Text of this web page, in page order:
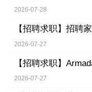
2026-07-28
【招聘求职】 招聘
2026-07-27
【招聘求职】
2026-07-27